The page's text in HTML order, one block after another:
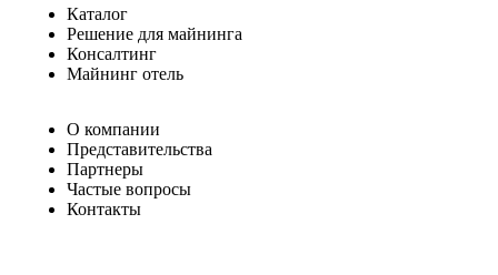
Каталог
Решение для майнинга
Консалтинг
Майнинг отель
О компании
Представительства
Партнеры
Частые вопросы
Контакты